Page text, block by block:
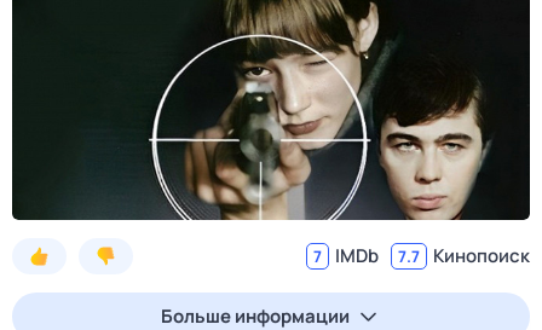
7 IMDb 7.7 Кинопоиск
Больше информации